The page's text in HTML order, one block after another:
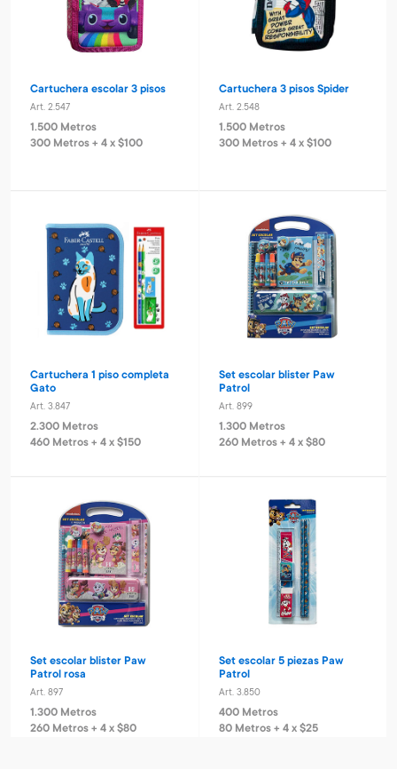
Cartuchera escolar 3 pisos
Art. 2.547
1.500 Metros
300 Metros + 4 x $100
Cartuchera 3 pisos Spider
Art. 2.548
1.500 Metros
300 Metros + 4 x $100
Cartuchera 1 piso completa
Gato
Art. 3.847
2.300 Metros
460 Metros + 4 x $150
Set escolar blister Paw
Patrol
Art. 899
1.300 Metros
260 Metros + 4 x $80
Set escolar blister Paw
Patrol rosa
Art. 897
1.300 Metros
260 Metros + 4 x $80
Set escolar 5 piezas Paw
Patrol
Art. 3.850
400 Metros
80 Metros + 4 x $25